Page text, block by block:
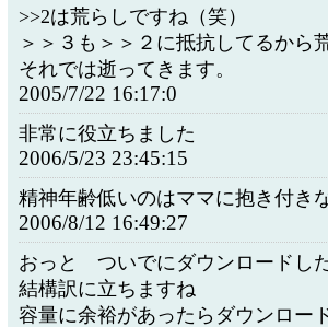
>>2は荒らしですね（笑）
＞＞３も＞＞２に抵抗してるから
それでは逝ってきます。
2005/7/22 16:17:0
非常に役立ちました
2006/5/23 23:45:15
精神年齢低いのはママに抱き付き
2006/8/12 16:49:27
おっと ついでにダウンロードし
結構訳に立ちますね
容量に余裕があったらダウンロー